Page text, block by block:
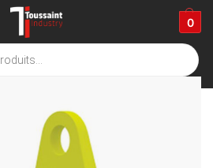
0
Bouchons de service hydraulique